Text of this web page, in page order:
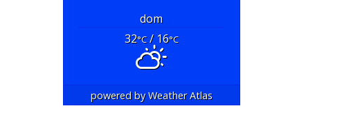
dom
32°C/ 16°C
powered byWeather Atlas